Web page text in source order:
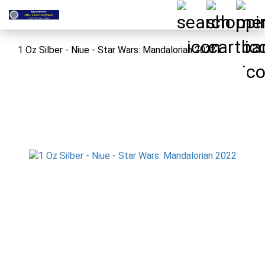
1 Oz Silber - Niue - Star Wars: Mandalorian 2022